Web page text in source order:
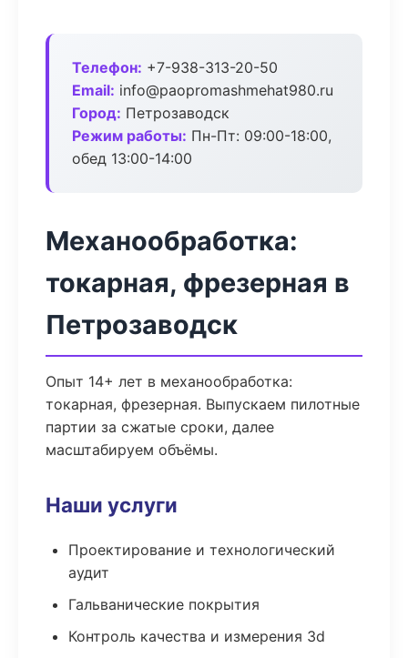
Телефон: +7-938-313-20-50
Email: info@paopromashmehat980.ru
Город: Петрозаводск
Режим работы: Пн-Пт: 09:00-18:00,
обед 13:00-14:00
Механообработка:
токарная, фрезерная в
Петрозаводск
Опыт 14+ лет в механообработка:
токарная, фрезерная. Выпускаем пилотные
партии за сжатые сроки, далее
масштабируем объёмы.
Наши услуги
Проектирование и технологический
аудит
Гальванические покрытия
Контроль качества и измерения 3d